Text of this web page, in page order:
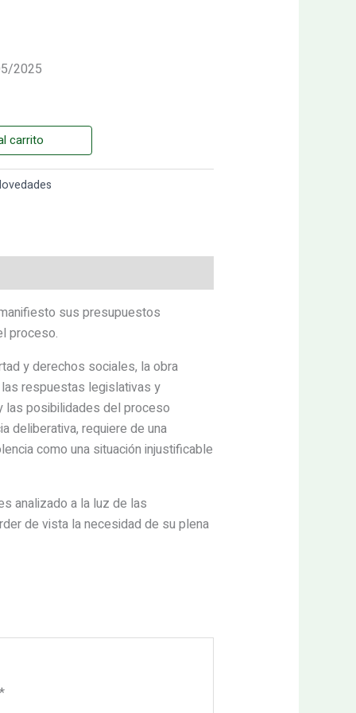
2025
carrito
sus presupuestos
proceso.
y derechos sociales, la obra
respuestas legislativas y
las posibilidades del proceso
deliberativa, requiere de una
como una situación injustificable
analizado a la luz de las
de vista la necesidad de su plena
*